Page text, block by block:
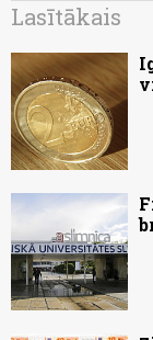
Lasītākais